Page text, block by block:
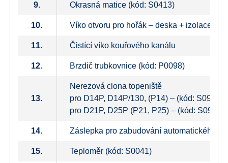
9. Okrasná matice (kód: S0413)
10. Víko otvoru pro hořák – deska + izolace
11. Čistící víko kouřového kanálu
12. Brzdič trubkovnice (kód: P0098)
13.
Nerezová clona topeniště
pro D14P, D14P/130, (P14) – (kód: S0936),
pro D21P, D25P (P21, P25) – (kód: S0937)
14. Záslepka pro zabudování automatického
15. Teploměr (kód: S0041)